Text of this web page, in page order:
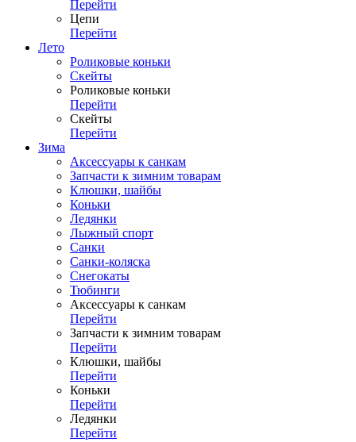
Перейти
Цепи
Перейти
Лето
Роликовые коньки
Скейты
Роликовые коньки
Перейти
Скейты
Перейти
Зима
Аксессуары к санкам
Запчасти к зимним товарам
Клюшки, шайбы
Коньки
Ледянки
Лыжный спорт
Санки
Санки-коляска
Снегокаты
Тюбинги
Аксессуары к санкам
Перейти
Запчасти к зимним товарам
Перейти
Клюшки, шайбы
Перейти
Коньки
Перейти
Ледянки
Перейти